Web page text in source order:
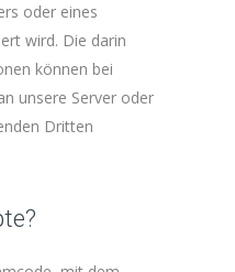
oder eines
wird. Die darin
können bei
unsere Server oder
Dritten